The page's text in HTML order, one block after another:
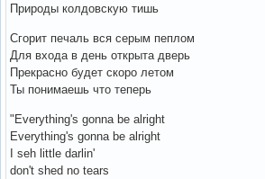
Природы колдовскую тишь
Сгорит печаль вся серым пеплом
Для входа в день открыта дверь
Прекрасно будет скоро летом
Ты понимаешь что теперь
"Everything's gonna be alright
Everything's gonna be alright
I seh little darlin'
don't shed no tears